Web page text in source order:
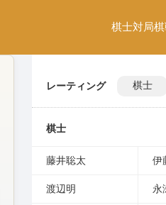
棋士対局
レーティング 棋士
棋士
藤井聡太 伊
渡辺明 永